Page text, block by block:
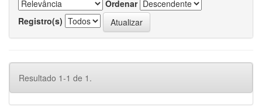
Ordenar
Registro(s)
Resultado 1-1 de 1.